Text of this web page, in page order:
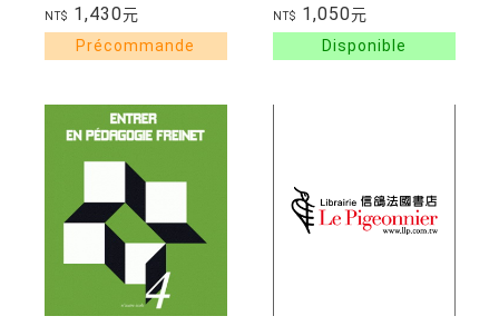
COMMUNICATION,
CULTURE,
METHODOLOGIE,
NT$ 1,430元
D'APPRENDRE
NT$ 1,050元